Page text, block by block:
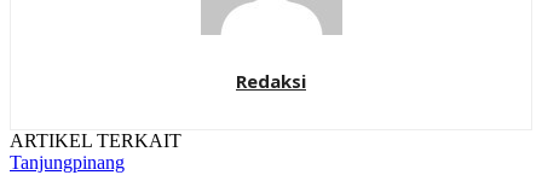
Redaksi
ARTIKEL TERKAIT
Tanjungpinang